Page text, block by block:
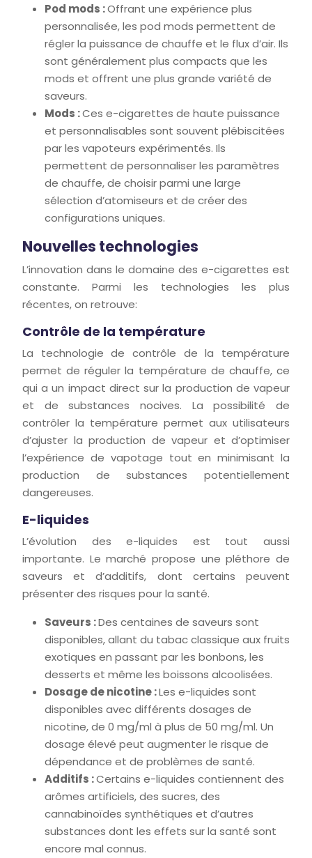
Pod mods :Offrant une expérience plus
personnalisée, les pod mods permettent de
régler la puissance de chauffe et le flux d’air. Ils
sont généralement plus compacts que les
mods et offrent une plus grande variété de
saveurs.
Mods :Ces e-cigarettes de haute puissance
et personnalisables sont souvent plébiscitées
par les vapoteurs expérimentés. Ils
permettent de personnaliser les paramètres
de chauffe, de choisir parmi une large
sélection d’atomiseurs et de créer des
configurations uniques.
Nouvelles technologies
L’innovation dans le domaine des e-cigarettes est
constante. Parmi les technologies les plus
récentes, on retrouve:
Contrôle de la température
La technologie de contrôle de la température
permet de réguler la température de chauffe, ce
qui a un impact direct sur la production de vapeur
et de substances nocives. La possibilité de
contrôler la température permet aux utilisateurs
d’ajuster la production de vapeur et d’optimiser
l’expérience de vapotage tout en minimisant la
production de substances potentiellement
dangereuses.
E-liquides
L’évolution des e-liquides est tout aussi
importante. Le marché propose une pléthore de
saveurs et d’additifs, dont certains peuvent
présenter des risques pour la santé.
Saveurs :Des centaines de saveurs sont
disponibles, allant du tabac classique aux fruits
exotiques en passant par les bonbons, les
desserts et même les boissons alcoolisées.
Dosage de nicotine :Les e-liquides sont
disponibles avec différents dosages de
nicotine, de 0 mg/ml à plus de 50 mg/ml. Un
dosage élevé peut augmenter le risque de
dépendance et de problèmes de santé.
Additifs :Certains e-liquides contiennent des
arômes artificiels, des sucres, des
cannabinoïdes synthétiques et d’autres
substances dont les effets sur la santé sont
encore mal connus.